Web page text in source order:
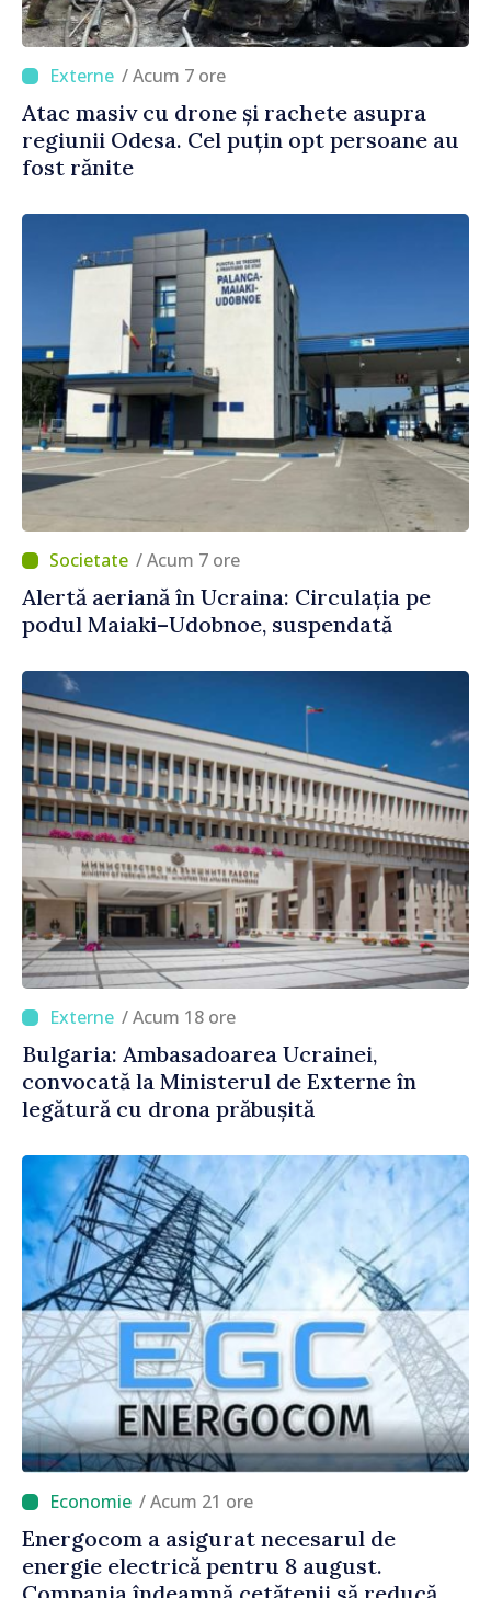
/ Acum 7 ore
Atac masiv cu drone și rachete asupra
regiunii Odesa. Cel puțin opt persoane au
fost rănite
/ Acum 7 ore
Alertă aeriană în Ucraina: Circulația pe
podul Maiaki–Udobnoe, suspendată
/ Acum 18 ore
Bulgaria: Ambasadoarea Ucrainei,
convocată la Ministerul de Externe în
legătură cu drona prăbușită
/ Acum 21 ore
Energocom a asigurat necesarul de
energie electrică pentru 8 august.